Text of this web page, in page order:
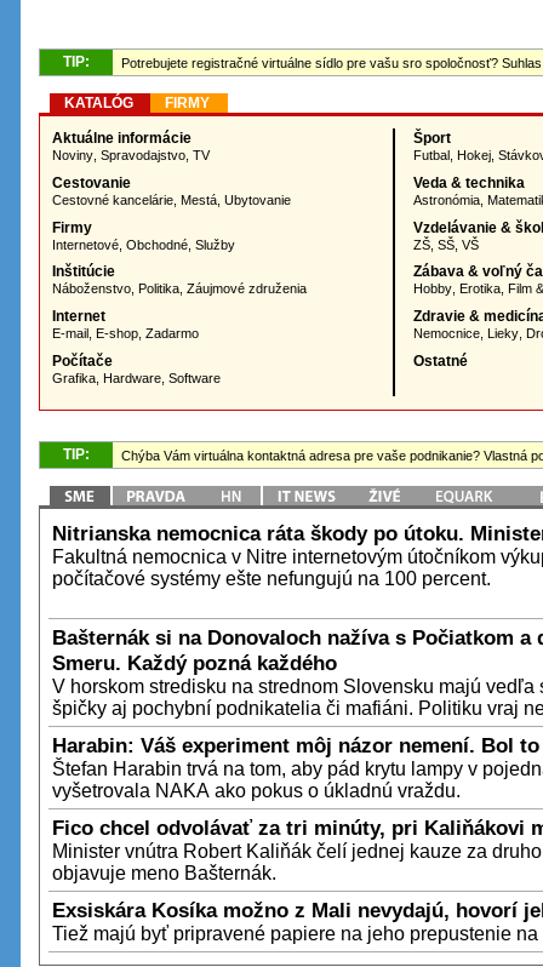
TIP: Potrebujete registračné virtuálne sídlo pre vašu sro spoločnosť?
KATALÓG FIRMY
Aktuálne informácie
Noviny Spravodajstvo TV
Cestovanie
Cestovné kancelárie Mestá Ubytovanie
Firmy
Internetové Obchodné Služby
Inštitúcie
Náboženstvo Politika Záujmové združenia
Internet
E-mail E-shop Zadarmo
Počítače
Grafika Hardware Software
Šport
Futbal ,Hokej ,
Veda & technika
Astronómia ,
Vzdelávanie &
ZŠ ,SŠ ,VŠ
Zábava & voľný
Hobby Erotika Film
Zdravie &
Nemocnice ,Lieky ,
Ostatné
TIP: Chýba Vám virtuálna kontaktná adresa pre vaše podnikanie? Vlastná
Nitrianska nemocnica ráta škody po útoku.
Fakultná nemocnica v Nitre internetovým útočníkom
počítačové systémy ešte nefungujú na 100 percent.
Bašternák si na Donovaloch nažíva s Počiatkom
Smeru. Každý pozná každého
V horskom stredisku na strednom Slovensku majú vedľa
špičky aj pochybní podnikatelia či mafiáni. Politiku vraj
Harabin: Váš experiment môj názor nemení. Bol
Štefan Harabin trvá na tom, aby pád krytu lampy v
vyšetrovala NAKA ako pokus o úkladnú vraždu.
Fico chcel odvolávať za tri minúty, pri Kaliňákovi
Minister vnútra Robert Kaliňák čelí jednej kauze za
objavuje meno Bašternák.
Exsiskára Kosíka možno z Mali nevydajú, hovorí
Tiež majú byť pripravené papiere na jeho prepustenie na